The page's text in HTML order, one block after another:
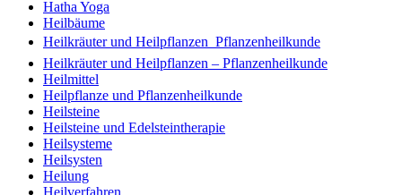
Hatha Yoga
Heilbäume
Heilkräuter und Heilpflanzen  Pflanzenheilkunde
Heilkräuter und Heilpflanzen – Pflanzenheilkunde
Heilmittel
Heilpflanze und Pflanzenheilkunde
Heilsteine
Heilsteine und Edelsteintherapie
Heilsysteme
Heilsysten
Heilung
Heilverfahren